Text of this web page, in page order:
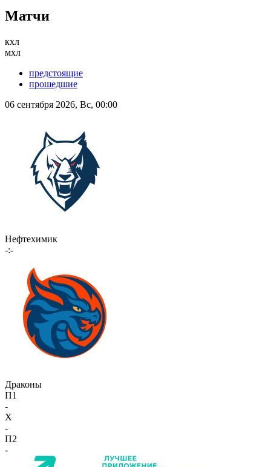
Матчи
кхл
мхл
предстоящие
прошедшие
06 сентября 2026, Вс, 00:00
Нефтехимик
-:-
Драконы
П1
-
X
-
П2
-